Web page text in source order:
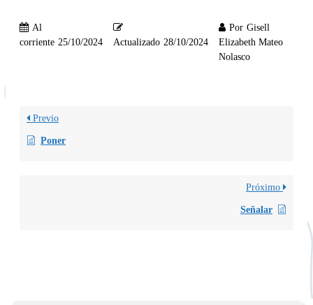
Al
corriente 25/10/2024 Actualizado 28/10/2024
Por Gisell
Elizabeth Mateo
Nolasco
Previo
Poner
Próximo
Señalar